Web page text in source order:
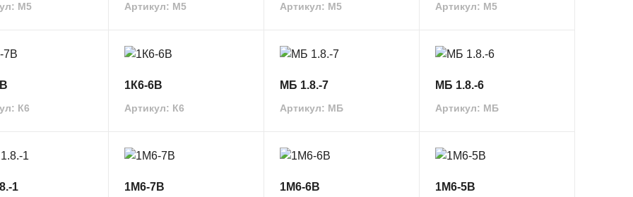
М5 Артикул: М5 Артикул: М5 Артикул: М5
К6
1К6-6В
Артикул: К6
МБ 1.8.-7
Артикул: МБ
МБ 1.8.-6
Артикул: МБ
1 1М6-7В 1М6-6В 1М6-5В